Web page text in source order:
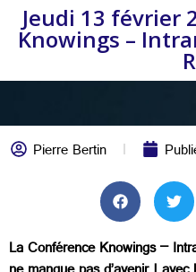
Jeudi 13 février
Knowings –
Pierre Bertin
La Conférence Knowings –